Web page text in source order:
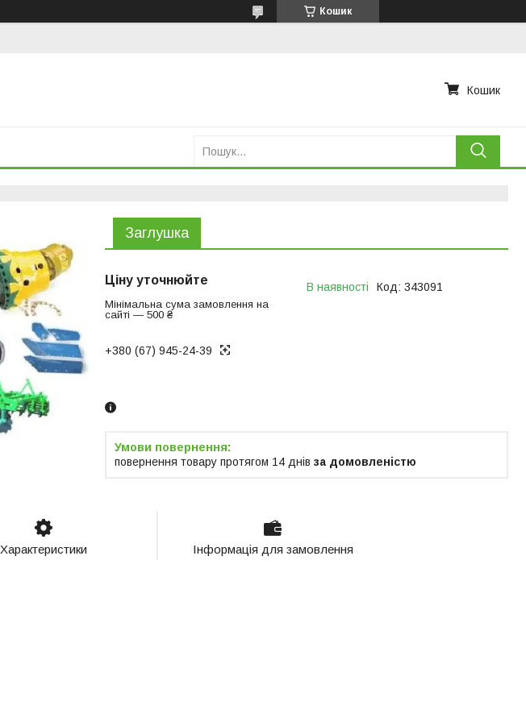
Кошик
Кошик
Заглушка
Ціну уточнюйте
Мінімальна сума замовлення на
сайті — 500 ₴
В наявності Код: 343091
+380 (67) 945-24-39
повернення товару протягом 14 днів за домовленістю
Характеристики Інформація для замовлення